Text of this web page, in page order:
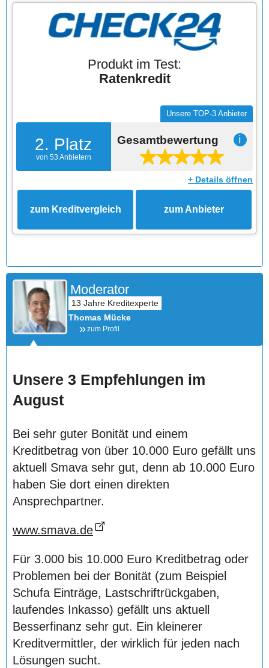
Produkt im Test:
Ratenkredit
2. Platz
von 53 Anbietern
Unsere TOP-3 Anbieter
Gesamtbewertung ℹ
+ Details öffnen
zum Kreditvergleich zum Anbieter
Moderator
Thomas Mücke
zum Profil
Unsere 3 Empfehlungen im
August
Bei sehr guter Bonität und einem
Kreditbetrag von über 10.000 Euro gefällt uns
aktuell Smava sehr gut, denn ab 10.000 Euro
haben Sie dort einen direkten
Ansprechpartner.
www.smava.de
Für 3.000 bis 10.000 Euro Kreditbetrag oder
Problemen bei der Bonität (zum Beispiel
Schufa Einträge, Lastschriftrückgaben,
laufendes Inkasso) gefällt uns aktuell
Besserfinanz sehr gut. Ein kleinerer
Kreditvermittler, der wirklich für jeden nach
Lösungen sucht.